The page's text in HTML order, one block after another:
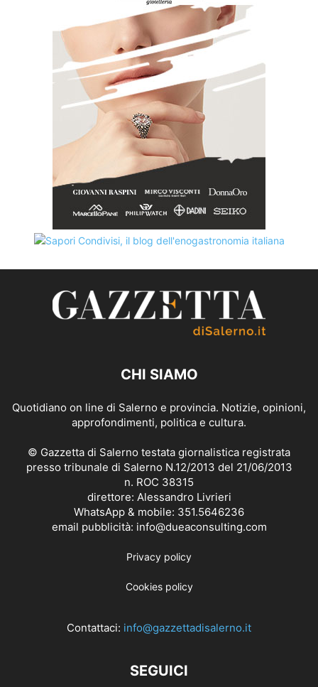
CHI SIAMO
Quotidiano on line di Salerno e provincia. Notizie, opinioni,
approfondimenti, politica e cultura.
© Gazzetta di Salerno testata giornalistica registrata
presso tribunale di Salerno N.12/2013 del 21/06/2013
n. ROC 38315
direttore: Alessandro Livrieri
WhatsApp & mobile: 351.5646236
email pubblicità: info@dueaconsulting.com
Privacy policy
Cookies policy
Contattaci: info@gazzettadisalerno.it
SEGUICI